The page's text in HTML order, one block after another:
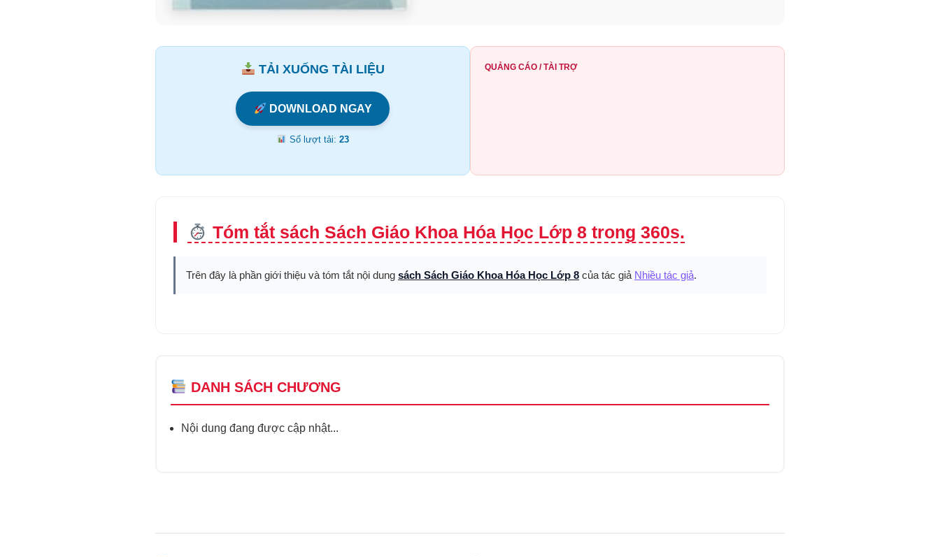
TẢI XUỐNG TÀI LIỆU
DOWNLOAD NGAY
Số lượt tải: 23
QUẢNG CÁO / TÀI TRỢ
Tóm tắt sách Sách Giáo Khoa Hóa Học Lớp 8 trong 360s.
Trên đây là phần giới thiệu và tóm tắt nội dung sách Sách Giáo Khoa Hóa Học Lớp 8 của tác giả Nhiều tác giả.
DANH SÁCH CHƯƠNG
Nội dung đang được cập nhật...